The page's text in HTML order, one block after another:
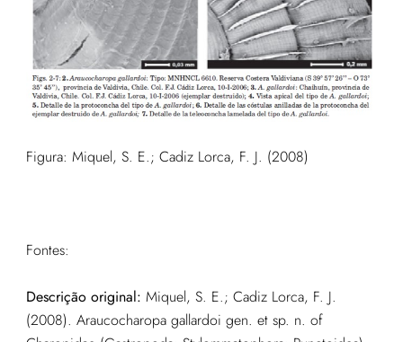
Figura: Miquel, S. E.; Cadiz Lorca, F. J. (2008)
Fontes:
Descrição original: Miquel, S. E.; Cadiz Lorca, F. J.
(2008). Araucocharopa gallardoi gen. et sp. n. of